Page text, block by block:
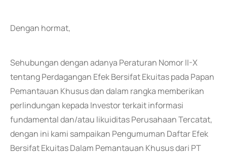
Dengan hormat,
Sehubungan dengan adanya Peraturan Nomor II-X
tentang Perdagangan Efek Bersifat Ekuitas pada Papan
Pemantauan Khusus dan dalam rangka memberikan
perlindungan kepada Investor terkait informasi
fundamental dan/atau likuiditas Perusahaan Tercatat,
dengan ini kami sampaikan Pengumuman Daftar Efek
Bersifat Ekuitas Dalam Pemantauan Khusus dari PT